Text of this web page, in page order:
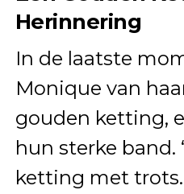
Herinnering
In de laatste
Monique van
gouden ketting,
hun sterke band.
ketting met